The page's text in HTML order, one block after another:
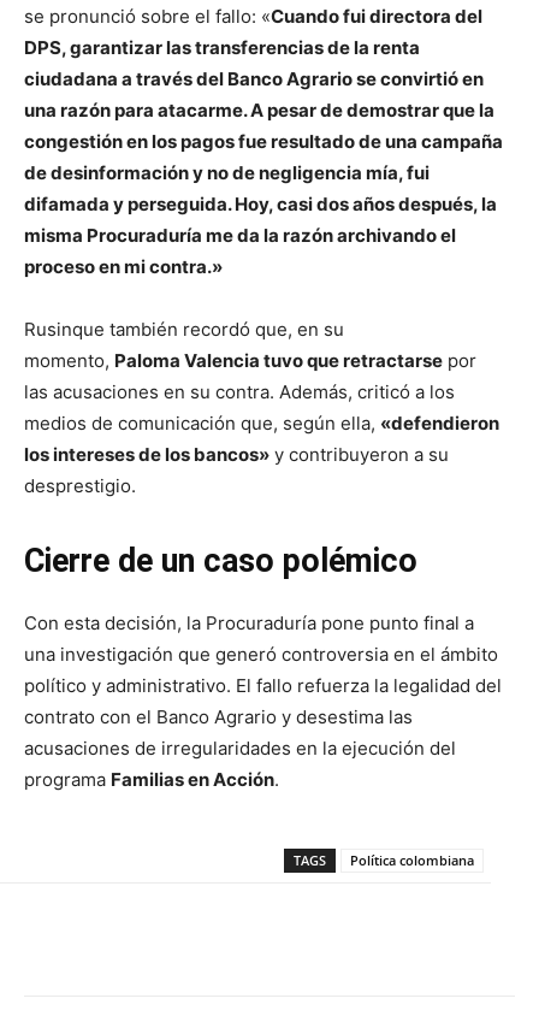
se pronunció sobre el fallo: «Cuando fui directora del
DPS, garantizar las transferencias de la renta
ciudadana a través del Banco Agrario se convirtió en
una razón para atacarme. A pesar de demostrar que la
congestión en los pagos fue resultado de una campaña
de desinformación y no de negligencia mía, fui
difamada y perseguida. Hoy, casi dos años después, la
misma Procuraduría me da la razón archivando el
proceso en mi contra.»
Rusinque también recordó que, en su
momento, Paloma Valencia tuvo que retractarse por
las acusaciones en su contra. Además, criticó a los
medios de comunicación que, según ella, «defendieron
los intereses de los bancos» y contribuyeron a su
desprestigio.
Cierre de un caso polémico
Con esta decisión, la Procuraduría pone punto final a
una investigación que generó controversia en el ámbito
político y administrativo. El fallo refuerza la legalidad del
contrato con el Banco Agrario y desestima las
acusaciones de irregularidades en la ejecución del
programa Familias en Acción.
TAGS Política colombiana